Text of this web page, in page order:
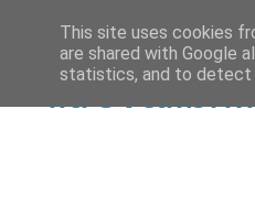
This site uses cookies
are shared with Google
statistics, and to detect